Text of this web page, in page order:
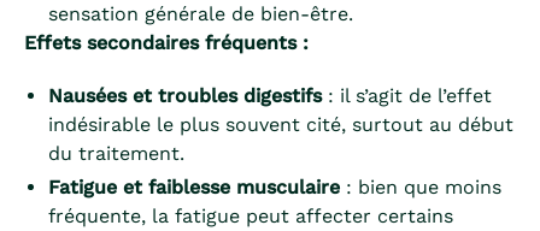
sensation générale de bien-être.
Effets secondaires fréquents :
Nausées et troubles digestifs: il s’agit de l’effet
indésirable le plus souvent cité, surtout au début
du traitement.
Fatigue et faiblesse musculaire : bien que moins
fréquente, la fatigue peut affecter certains